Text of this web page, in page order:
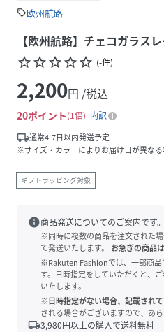
sell欧州航路
【欧州航路】チェコガラス
star_borderstar_borderstar_borderstar_borderstar_border (-件)
2,200円 /税込
20ポイント 1倍
内訳
local_shipping通常4-7日以内発送予定
※サイズ・カラーによりお届け日が異なる
ギフトラッピング対象
info商品発送についてのご案内です。
※同時に複数の商品を注文された
て発送いたします。
お急ぎの商品
※Rakuten Fashionでは、一部商品
す。日時指定をしていただくと、
いたします。
※日時指定がない場合、記載され
される場合がございますので、あ
local_shipping3,980円以上の購入で送料無料